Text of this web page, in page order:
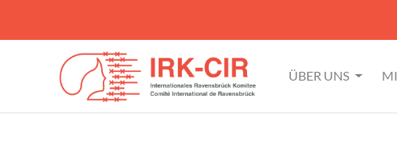
ÜBER UNS